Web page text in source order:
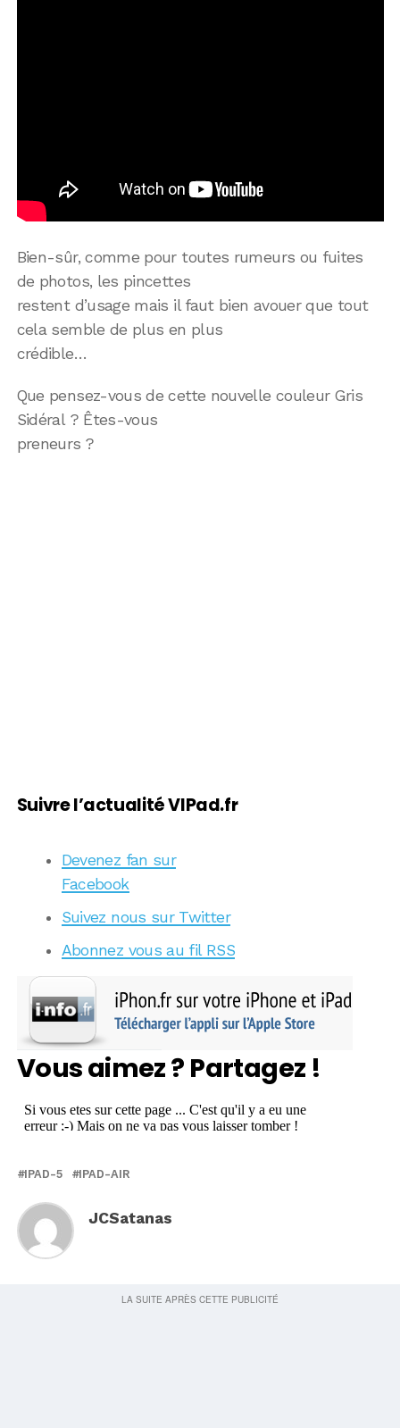
Bien-sûr, comme pour toutes rumeurs ou fuites
de photos, les pincettes
restent d’usage mais il faut bien avouer que tout
cela semble de plus en plus
crédible…
Que pensez-vous de cette nouvelle couleur Gris
Sidéral ? Êtes-vous
preneurs ?
Suivre l’actualité VIPad.fr
Devenez fan sur
Facebook
Suivez nous sur Twitter
Abonnez vous au fil RSS
Vous aimez ? Partagez !
IPAD-5 IPAD-AIR
JCSatanas